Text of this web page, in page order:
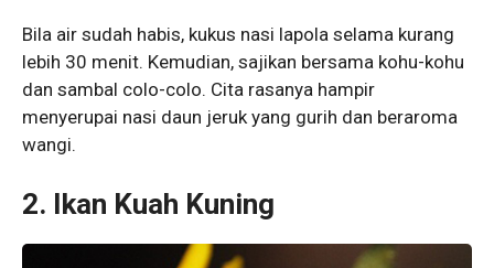
Bila air sudah habis, kukus nasi lapola selama kurang
lebih 30 menit. Kemudian, sajikan bersama kohu-kohu
dan sambal colo-colo. Cita rasanya hampir
menyerupai nasi daun jeruk yang gurih dan beraroma
wangi.
2. Ikan Kuah Kuning